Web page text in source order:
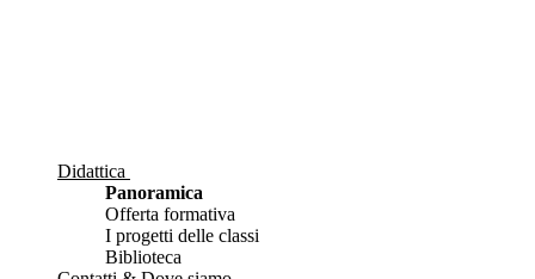
Didattica
Panoramica
Offerta formativa
I progetti delle classi
Biblioteca